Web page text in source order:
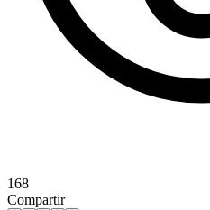
168
Compartir